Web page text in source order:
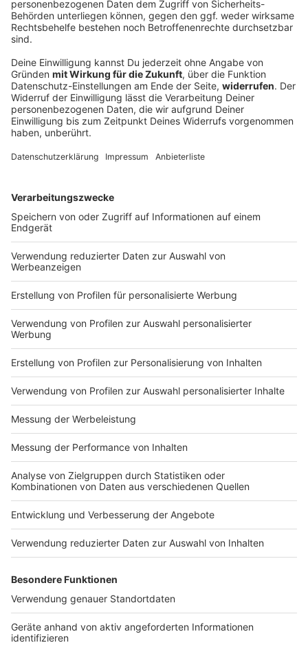
BAYERN nominiert!
Azubi Basti aus „Guten Morgen Bayern“ ist für den
Deutschen Radiopreis 2026 in der Kategorie „Bester
Newcomer“ nominiert. Wie der gebürtige Oberbayer
geschafft hat, lest ihr hier.
DEINE GEMERKTEN ARTIKEL
Du hast dir noch keine Artikel gemerkt
Markiere sie hierfür mit einem
Impressum
Nutzungsbedingungen
Jobs
Presse
Werben
Archiv
ANTENNE BAYERN GROUP
Stiftung ANTENNE BAYERN
Kontakt
Studio-Hotline
Verkehrs-Hotline
Newsletter